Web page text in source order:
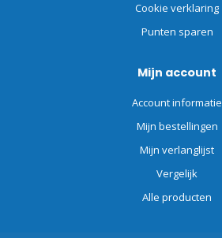
Cookie verklaring
Punten sparen
Mijn account
Account informatie
Mijn bestellingen
Mijn verlanglijst
Vergelijk
Alle producten